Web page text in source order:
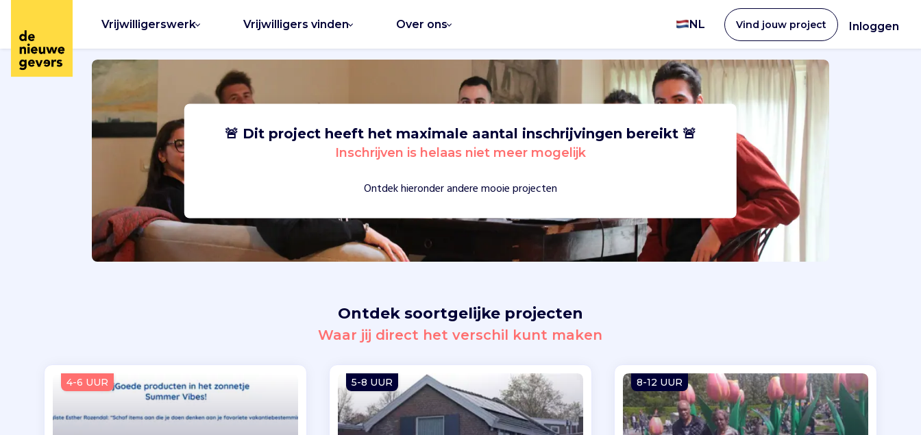
Vrijwilligerswerk Vrijwilligers vinden Over ons NL Vind jouw project Inloggen
🚨 Dit project heeft het maximale aantal inschrijvingen bereikt 🚨
Inschrijven is helaas niet meer mogelijk
Ontdek hieronder andere mooie projecten
Ontdek soortgelijke projecten
Waar jij direct het verschil kunt maken
4-6 UUR 5-8 UUR 8-12 UUR